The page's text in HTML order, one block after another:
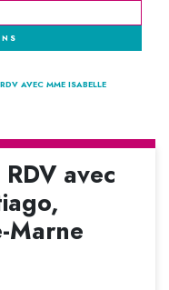
AVEC MME ISABELLE
avec
Marne